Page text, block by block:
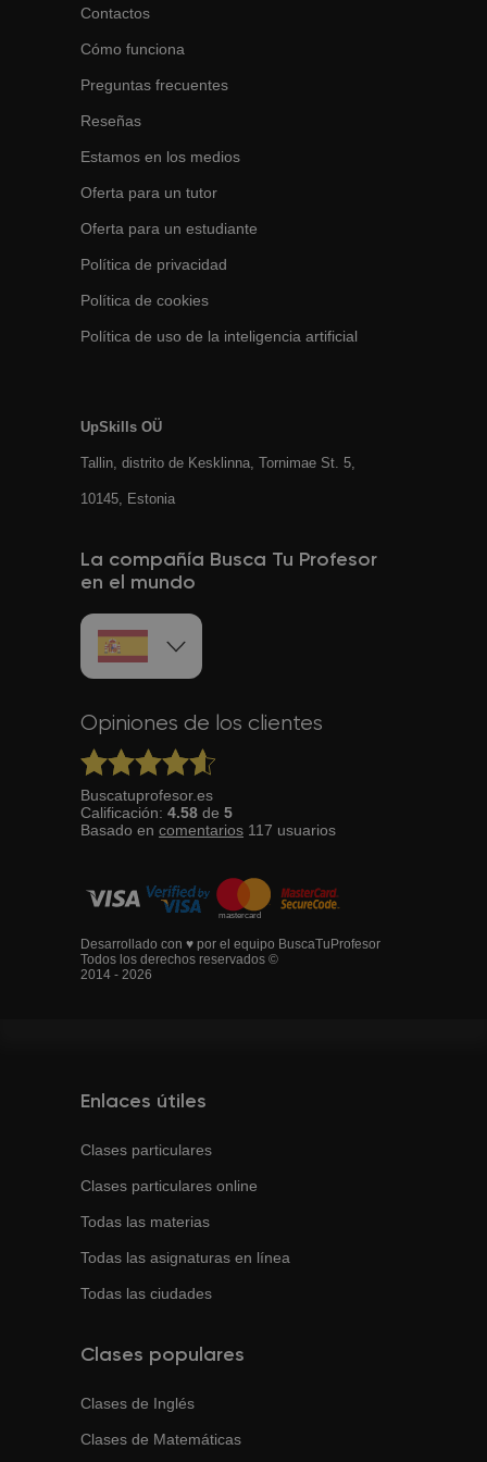
Contactos
Cómo funciona
Preguntas frecuentes
Reseñas
Estamos en los medios
Oferta para un tutor
Oferta para un estudiante
Política de privacidad
Política de cookies
Política de uso de la inteligencia artificial
UpSkills OÜ
Tallin, distrito de Kesklinna, Tornimаe St. 5,
10145, Estonia
La compañía Busca Tu Profesor
en el mundo
Opiniones de los clientes
Buscatuprofesor.es
Calificación: 4.58 de 5
Basado en comentarios 117 usuarios
Desarrollado con ♥ por el equipo BuscaTuProfesor
Todos los derechos reservados ©
2014 - 2026
Enlaces útiles
Clases particulares
Clases particulares online
Todas las materias
Todas las asignaturas en línea
Todas las ciudades
Clases populares
Clases de Inglés
Clases de Matemáticas